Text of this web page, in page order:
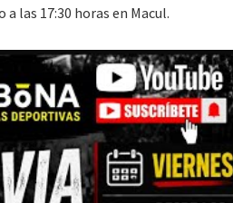
las 17:30 horas en Macul.